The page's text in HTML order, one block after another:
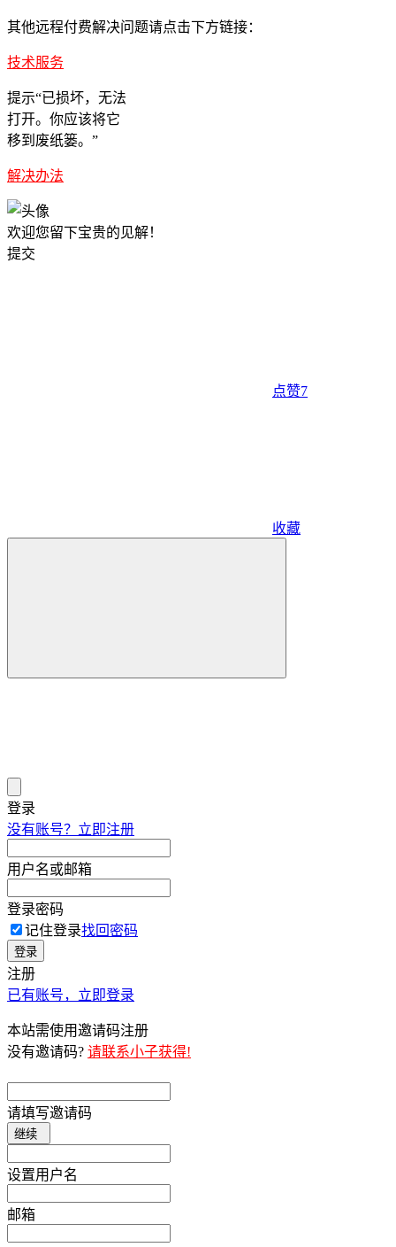
其他远程付费解决问题请点击下方链接：
技术服务
提示“已损坏，无法
打开。你应该将它
移到废纸篓。”
解决办法
欢迎您留下宝贵的见解！
提交
点赞7
收藏
登录
没有账号？立即注册
用户名或邮箱
登录密码
记住登录找回密码
登录
注册
已有账号，立即登录
本站需使用邀请码注册
没有邀请码? 请联系小子获得!
请填写邀请码
继续
设置用户名
邮箱